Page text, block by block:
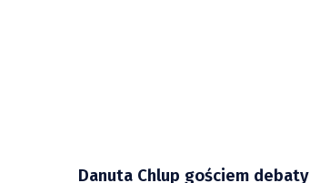
Danuta Chlup gościem debaty